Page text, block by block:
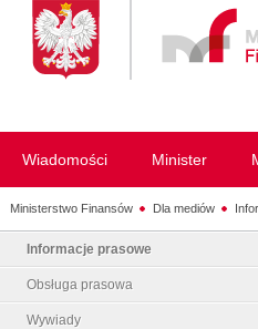
Wiadomości Minister
Ministerstwo Finansów Dla mediów
Informacje prasowe
Obsługa prasowa
Wywiady